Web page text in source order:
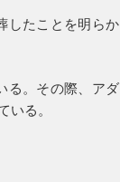
したことを明らか
る。その際、アダ
る。